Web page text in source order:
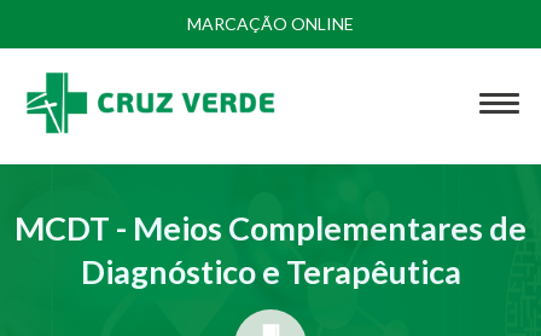
MARCAÇÃO ONLINE
MCDT - Meios Complementares de
Diagnóstico e Terapêutica